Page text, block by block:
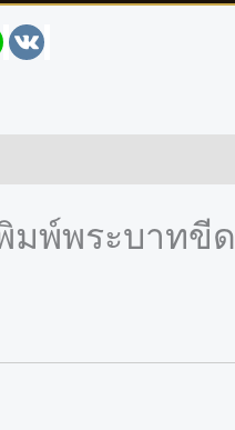
Line
มพ์พระบาทขีด